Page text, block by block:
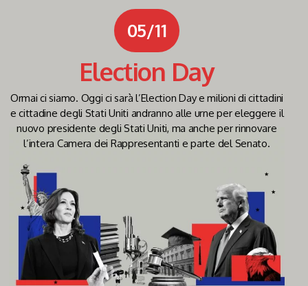
05/11
Election Day
Ormai ci siamo. Oggi ci sarà l’Election Day e milioni di cittadini
e cittadine degli Stati Uniti andranno alle urne per eleggere il
nuovo presidente degli Stati Uniti, ma anche per rinnovare
l’intera Camera dei Rappresentanti e parte del Senato.